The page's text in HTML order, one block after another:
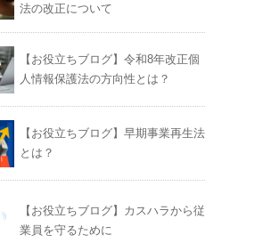
法の改正について
【お役立ちブログ】令和8年改正個
人情報保護法の方向性とは？
【お役立ちブログ】早期事業再生法
とは？
【お役立ちブログ】カスハラから従
業員を守るために